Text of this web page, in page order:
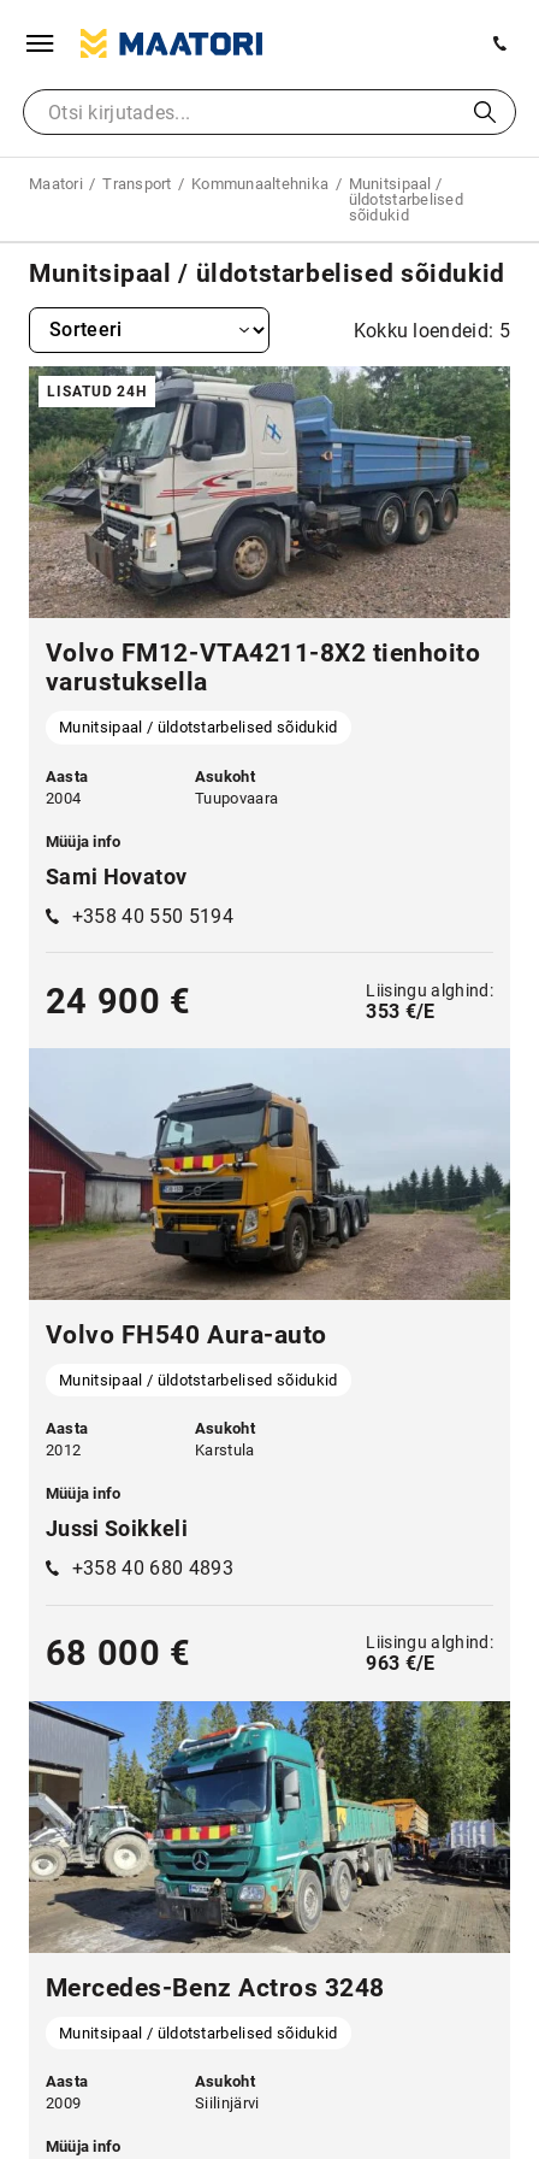
Maatori Transport Kommunaaltehnika
Munitsipaal /
üldotstarbelised
sõidukid
Munitsipaal / üldotstarbelised sõidukid
Kokku loendeid: 5
LISATUD 24H
Volvo FM12-VTA4211-8X2 tienhoito
varustuksella
Munitsipaal / üldotstarbelised sõidukid
Aasta
2004
Asukoht
Tuupovaara
Müüja info
Sami Hovatov
+358 40 550 5194
24 900 € Liisingu alghind:
353 €/E
Volvo FH540 Aura-auto
Munitsipaal / üldotstarbelised sõidukid
Aasta
2012
Asukoht
Karstula
Müüja info
Jussi Soikkeli
+358 40 680 4893
68 000 € Liisingu alghind:
963 €/E
Mercedes-Benz Actros 3248
Munitsipaal / üldotstarbelised sõidukid
Aasta
2009
Asukoht
Siilinjärvi
Müüja info